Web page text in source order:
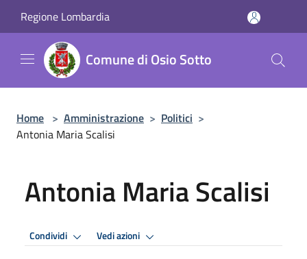
Regione Lombardia
Comune di Osio Sotto
Home > Amministrazione > Politici >
Antonia Maria Scalisi
Antonia Maria Scalisi
Condividi Vedi azioni